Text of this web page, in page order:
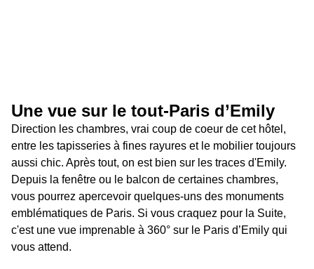
Une vue sur le tout-Paris d’Emily
Direction les chambres, vrai coup de coeur de cet hôtel,
entre les tapisseries à fines rayures et le mobilier toujours
aussi chic. Après tout, on est bien sur les traces d'Emily.
Depuis la fenêtre ou le balcon de certaines chambres,
vous pourrez apercevoir quelques-uns des monuments
emblématiques de Paris. Si vous craquez pour la Suite,
c'est une vue imprenable à 360° sur le Paris d’Emily qui
vous attend.